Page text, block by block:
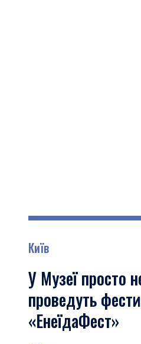
Київ
У Музеї просто
проведуть
«ЕнеїдаФест»